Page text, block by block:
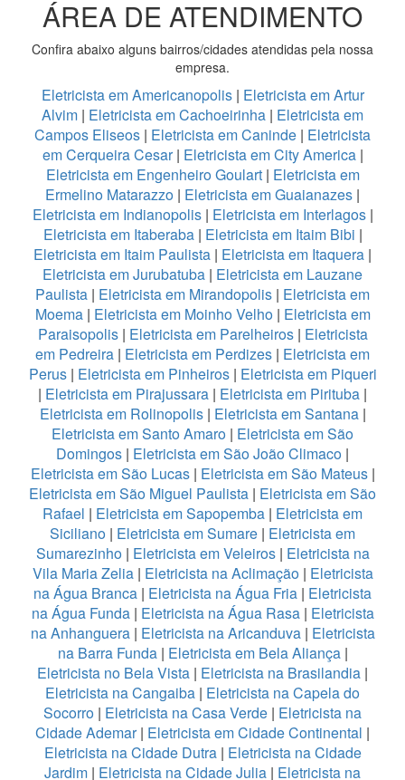
ÁREA DE ATENDIMENTO
Confira abaixo alguns bairros/cidades atendidas pela nossa
empresa.
Eletricista em Americanopolis | Eletricista em Artur
Alvim | Eletricista em Cachoeirinha | Eletricista em
Campos Eliseos | Eletricista em Caninde | Eletricista
em Cerqueira Cesar| Eletricista em City America |
Eletricista em Engenheiro Goulart | Eletricista em
Ermelino Matarazzo | Eletricista em Guaianazes |
Eletricista em Indianopolis| Eletricista em Interlagos|
Eletricista em Itaberaba| Eletricista em Itaim Bibi |
Eletricista em Itaim Paulista | Eletricista em Itaquera |
Eletricista em Jurubatuba | Eletricista em Lauzane
Paulista | Eletricista em Mirandopolis | Eletricista em
Moema| Eletricista em Moinho Velho | Eletricista em
Paraisopolis| Eletricista em Parelheiros| Eletricista
em Pedreira | Eletricista em Perdizes | Eletricista em
Perus| Eletricista em Pinheiros| Eletricista em Piqueri
| Eletricista em Pirajussara | Eletricista em Pirituba |
Eletricista em Rolinopolis| Eletricista em Santana|
Eletricista em Santo Amaro | Eletricista em São
Domingos | Eletricista em São João Climaco |
Eletricista em São Lucas| Eletricista em São Mateus |
Eletricista em São Miguel Paulista | Eletricista em São
Rafael | Eletricista em Sapopemba | Eletricista em
Siciliano | Eletricista em Sumare | Eletricista em
Sumarezinho| Eletricista em Veleiros| Eletricista na
Vila Maria Zelia| Eletricista na Aclimação| Eletricista
na Água Branca | Eletricista na Água Fria | Eletricista
na Água Funda| Eletricista na Água Rasa | Eletricista
na Anhanguera| Eletricista na Aricanduva| Eletricista
na Barra Funda | Eletricista em Bela Aliança |
Eletricista no Bela Vista | Eletricista na Brasilandia |
Eletricista na Cangaiba | Eletricista na Capela do
Socorro | Eletricista na Casa Verde | Eletricista na
Cidade Ademar| Eletricista em Cidade Continental |
Eletricista na Cidade Dutra | Eletricista na Cidade
Jardim | Eletricista na Cidade Julia | Eletricista na